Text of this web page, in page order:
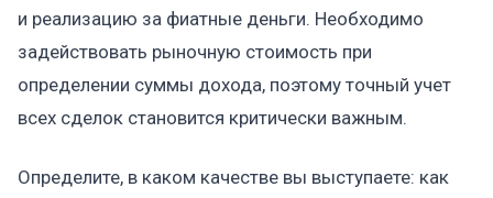
и реализацию за фиатные деньги. Необходимо
задействовать рыночную стоимость при
определении суммы дохода, поэтому точный учет
всех сделок становится критически важным.
Определите, в каком качестве вы выступаете: как